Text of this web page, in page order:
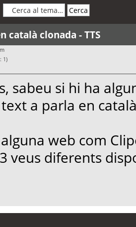
català clonada - TTS
1)
sabeu si hi ha
a parla en
web com
veus diferents